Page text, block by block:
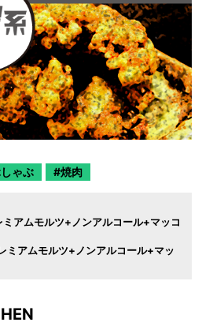
ゃぶ 焼肉
アムモルツ+ノンアルコール+マッコ
ミアムモルツ+ノンアルコール+マッ